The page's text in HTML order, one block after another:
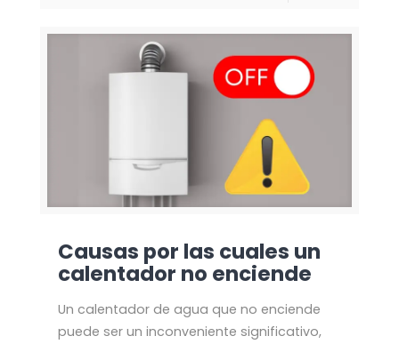
Causas por las cuales un
calentador no enciende
Un calentador de agua que no enciende
puede ser un inconveniente significativo,